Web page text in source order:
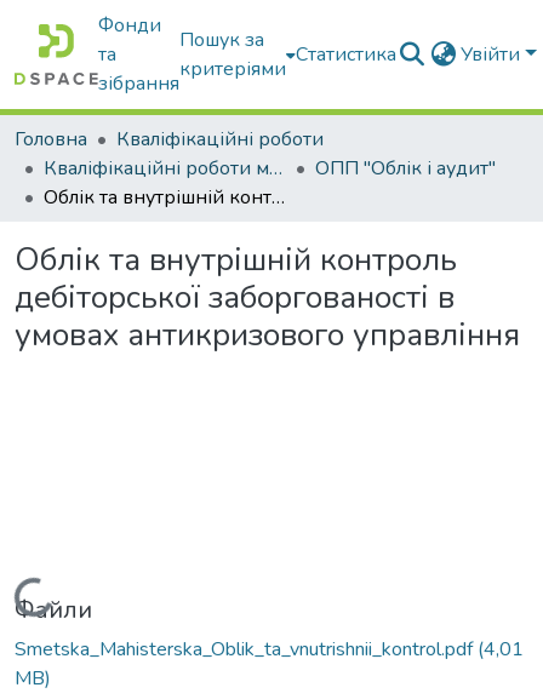
Фонди
та
зібрання
Пошук за
критеріями
Статистика Увійти
Головна
Кваліфікаційні роботи
Кваліфікаційні роботи магістрів
ОПП "Облік і аудит"
Облік та внутрішній контроль дебіторської заборгованості в умовах антикризового управління
Облік та внутрішній контроль
дебіторської заборгованості в
умовах антикризового управління
Вантажиться...
Файли
Smetska_Mahisterska_Oblik_ta_vnutrishnii_kontrol.pdf(4,01
MB)